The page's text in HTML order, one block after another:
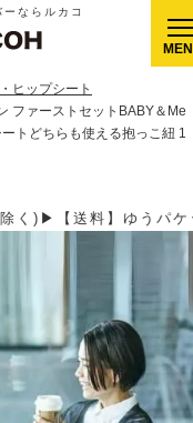
ならルカコ
ヒップシート
ファーストセットBABY＆Me
トどちらも使える抱っこ紐 1
)、ゆうパック900